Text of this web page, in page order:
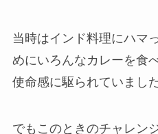
当時はインド料理にハマ
めにいろんなカレーを食
使命感に駆られていまし
でもこのときのチャレン